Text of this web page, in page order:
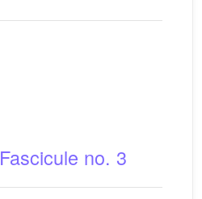
Fascicule no. 3